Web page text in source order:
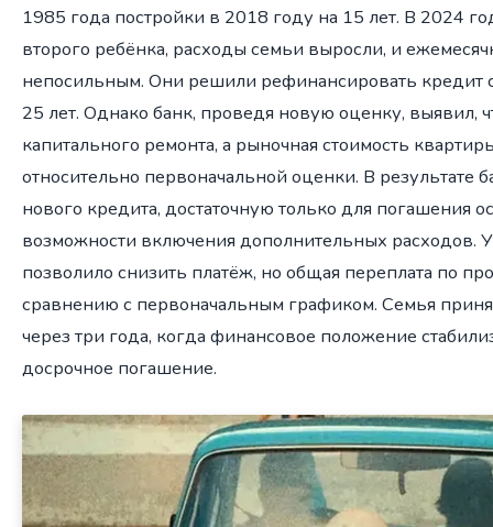
1985 года постройки в 2018 году на 15 лет. В 2024
второго ребёнка, расходы семьи выросли, и
непосильным. Они решили рефинансировать кредит
25 лет. Однако банк, проведя новую оценку, выявил,
капитального ремонта, а рыночная стоимость
относительно первоначальной оценки. В результате
нового кредита, достаточную только для погашения
возможности включения дополнительных расходов.
позволило снизить платёж, но общая переплата по
сравнению с первоначальным графиком. Семья
через три года, когда финансовое положение
досрочное погашение.